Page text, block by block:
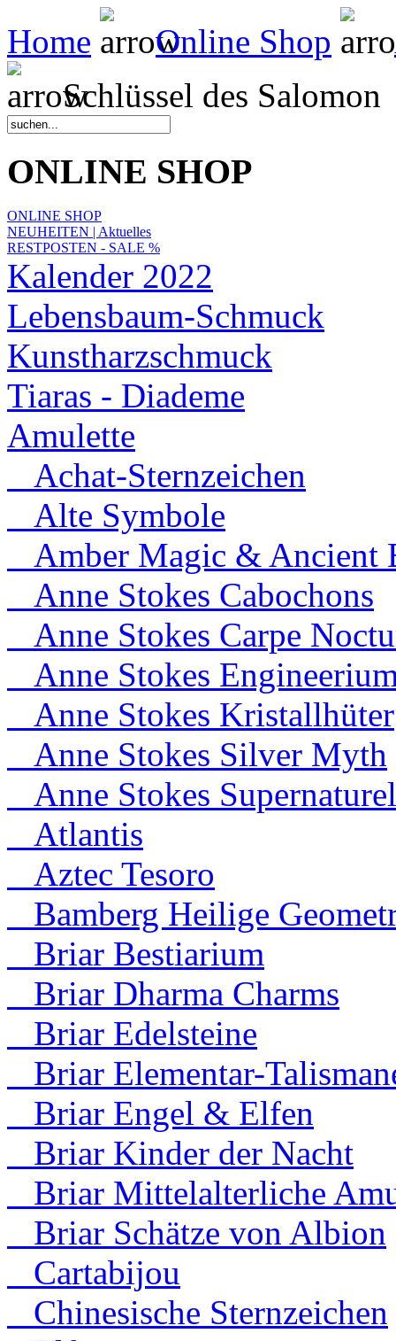
Home Online Shop
Schlüssel des Salomon
ONLINE SHOP
ONLINE SHOP
NEUHEITEN | Aktuelles
RESTPOSTEN - SALE %
Kalender 2022
Lebensbaum-Schmuck
Kunstharzschmuck
Tiaras - Diademe
Amulette
Achat-Sternzeichen
Alte Symbole
Amber Magic & Ancient
Anne Stokes Cabochons
Anne Stokes Carpe
Anne Stokes
Anne Stokes Kristallhüter
Anne Stokes Silver Myth
Anne Stokes
Atlantis
Aztec Tesoro
Bamberg Heilige
Briar Bestiarium
Briar Dharma Charms
Briar Edelsteine
Briar Elementar-
Briar Engel & Elfen
Briar Kinder der Nacht
Briar Mittelalterliche
Briar Schätze von Albion
Cartabijou
Chinesische Sternzeichen